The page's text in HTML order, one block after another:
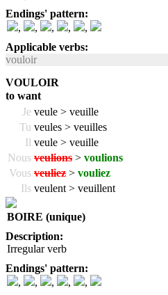
Endings' pattern:
,
, , ,
,
Applicable verbs:
vouloir
VOULOIR
to want
Je veule > veuille
Tu veules > veuilles
Il veule > veuille
Nous veulions > voulions
Vous veuliez > vouliez
Ils veulent > veuillent
BOIRE (unique)
Description:
Irregular verb
Endings' pattern:
,
, , ,
,